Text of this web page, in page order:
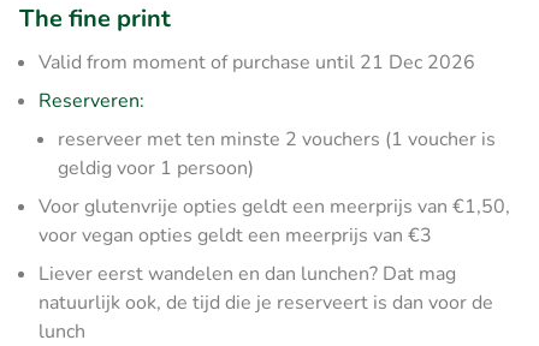
The fine print
Valid from moment of purchase until 21 Dec 2026
Reserveren:
reserveer met ten minste 2 vouchers (1 voucher is
geldig voor 1 persoon)
​Voor glutenvrije opties geldt een meerprijs van €1,50,
voor vegan opties geldt een meerprijs van €3
Liever eerst wandelen en dan lunchen? Dat mag
natuurlijk ook, de tijd die je reserveert is dan voor de
lunch